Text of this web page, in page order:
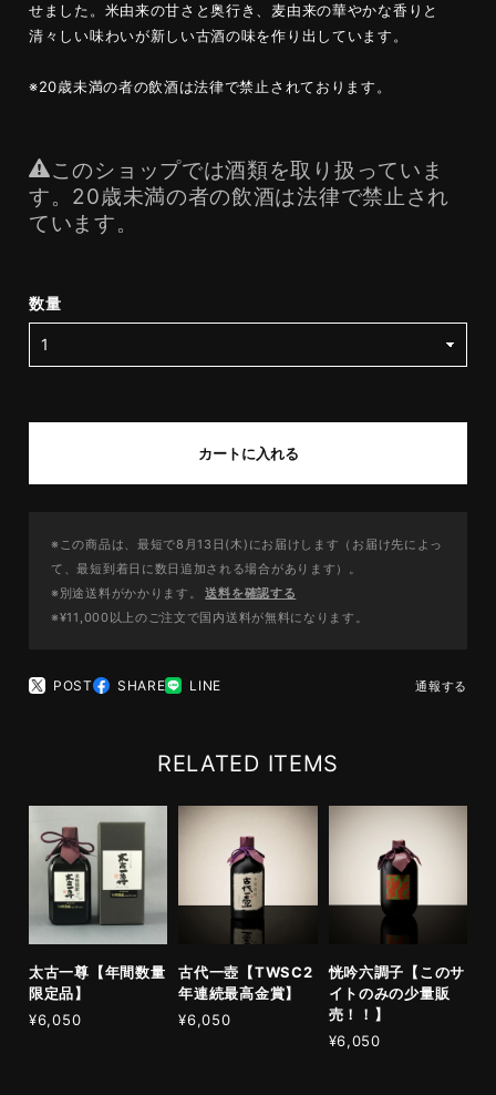
せました。米由来の甘さと奥行き、麦由来の華やかな香りと
清々しい味わいが新しい古酒の味を作り出しています。
※20歳未満の者の飲酒は法律で禁止されております。
このショップでは酒類を取り扱っていま
す。20歳未満の者の飲酒は法律で禁止され
ています。
数量
カートに入れる
※この商品は、最短で8月13日(木)にお届けします（お届け先によっ
て、最短到着日に数日追加される場合があります）。
※別途送料がかかります。
送料を確認する
※¥11,000以上のご注文で国内送料が無料になります。
POST SHARE LINE 通報する
RELATED ITEMS
太古一尊【年間数量
限定品】
¥6,050
古代一壺【TWSC2
年連続最高金賞】
¥6,050
恍吟六調子【このサ
イトのみの少量販
売！！】
¥6,050